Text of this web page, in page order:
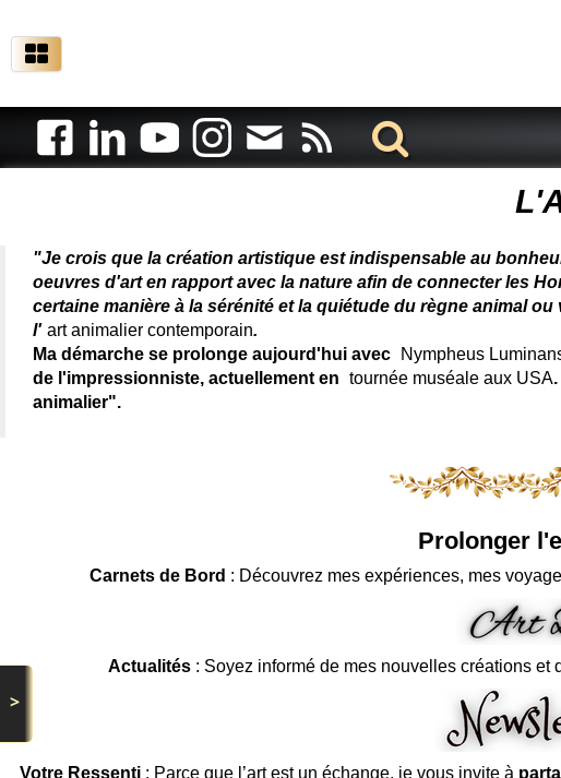
>
"Je crois que la création artistique est indispensable au
oeuvres d'art en rapport avec la nature afin de connecter les
certaine manière à la sérénité et la quiétude du règne animal
l' art animalier contemporain.
Ma démarche se prolonge aujourd'hui avec
Nympheus
de l'impressionniste, actuellement en tournée muséale aux USA
animalier".
Prolonger
Carnets de Bord : Découvrez mes expériences, mes
Actualités: Soyez informé de mes nouvelles créations et
Votre Ressenti: Parce que l’art est un échange, je vous invite à